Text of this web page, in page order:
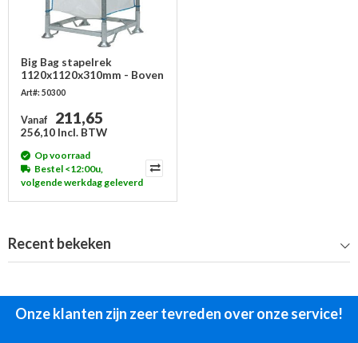
Big Bag stapelrek
1120x1120x310mm - Boven
en basisframe
Art#: 50300
Vanaf 211,65
256,10 Incl. BTW
Op voorraad
Bestel <12:00u,
volgende werkdag geleverd
Recent bekeken
Onze klanten zijn zeer tevreden over onze service!